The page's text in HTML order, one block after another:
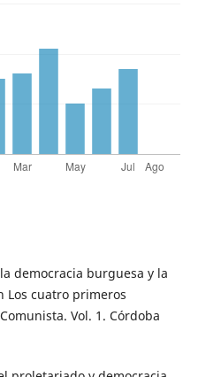
democracia burguesa y la
Los cuatro primeros
Vol. 1. Córdoba